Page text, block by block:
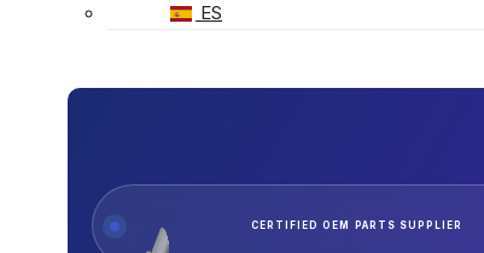
ES
CERTIFIED OEM PARTS SUPPLIER